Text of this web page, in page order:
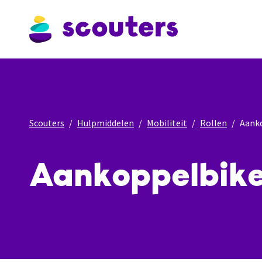
Scouters Hulpmiddelen Mobiliteit Rollen